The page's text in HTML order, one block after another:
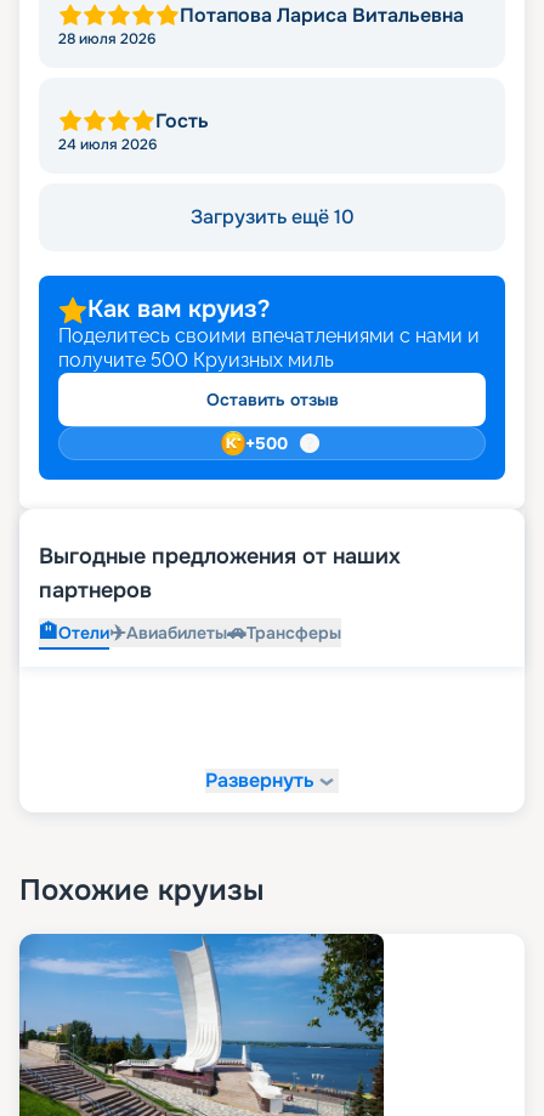
Потапова Лариса Витальевна
28 июля 2026
Гость
24 июля 2026
Загрузить ещё 10
Как вам круиз?
Поделитесь своими впечатлениями с нами и
получите 500 Круизных миль
Оставить отзыв
+500
Выгодные предложения от наших
партнеров
🏨Отели✈️Авиабилеты🚗Трансферы
Развернуть
Похожие круизы